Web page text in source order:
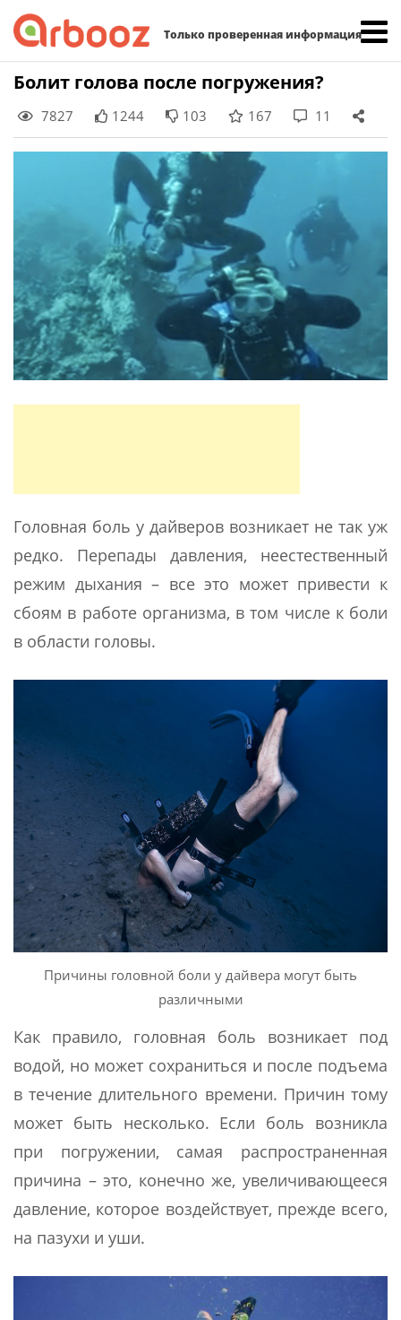
Только проверенная информация
Skip
content
Болит голова после погружения?
7827 1244 103 167 11
Головная боль у дайверов возникает не так уж
редко. Перепады давления, неестественный
режим дыхания – все это может привести к
сбоям в работе организма, в том числе к боли
в области головы.
Причины головной боли у дайвера могут быть
различными
Как правило, головная боль возникает под
водой, но может сохраниться и после подъема
в течение длительного времени. Причин тому
может быть несколько. Если боль возникла
при погружении, самая распространенная
причина – это, конечно же, увеличивающееся
давление, которое воздействует, прежде всего,
на пазухи и уши.
Найти: